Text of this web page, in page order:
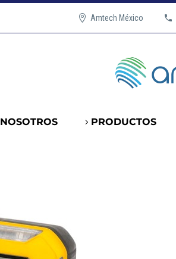
Amtech México
NOSOTROS PRODUCTOS